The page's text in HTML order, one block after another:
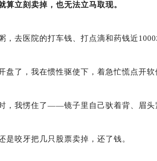
算立刻卖掉，也无法立马取现。
，去医院的打车钱、打点滴和药钱近1000
盘了，我在惯性驱使下，着急忙慌点开软
，我愣住了——镜子里自己驮着背、眉头
是咬牙把几只股票卖掉，还了钱。